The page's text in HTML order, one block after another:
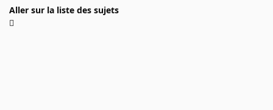
Aller sur la liste des sujets